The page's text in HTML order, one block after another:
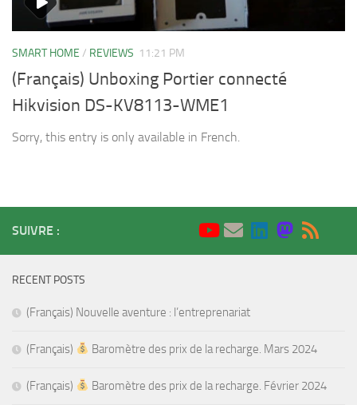
SMART HOME / REVIEWS 11:21 PM
(Français) Unboxing Portier connecté
Hikvision DS-KV8113-WME1
Sorry, this entry is only available in French.
SUIVRE :
RECENT POSTS
(Français) Nouvelle aventure : l’entreprenariat
(Français) Baromètre des prix de la recharge. Mars 2024
(Français) Baromètre des prix de la recharge. Février 2024